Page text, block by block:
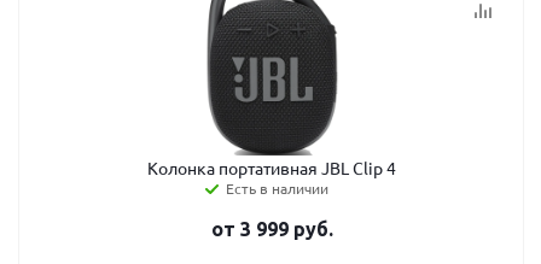
Колонка портативная JBL Clip 4
Есть в наличии
от 3 999руб.